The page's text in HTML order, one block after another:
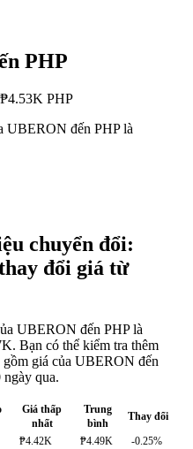
PHP
PHP
UBERON đến PHP là
chuyển đổi:
đổi giá từ
UBERON đến PHP là
Bạn có thể kiểm tra thêm
giá của UBERON đến
qua.
Giá thấp
nhất
Trung
bình
Thay đổi
₱4.42K ₱4.49K
-0.25%